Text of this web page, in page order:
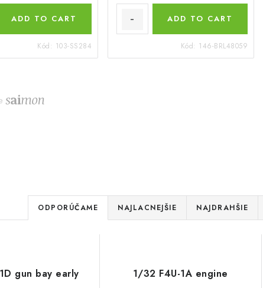
ADD TO CART
Kód: 103-SS284
ADD TO CART
Kód: 146-BRL48059
R
a
e
ODPORÚČAME NAJLACNEJŠIE NAJDRAHŠIE
gun bay early 1/32 F4U-1A engine